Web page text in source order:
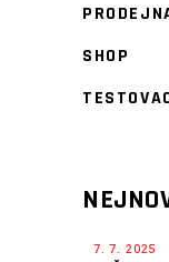
SHOP
7. 7. 2025